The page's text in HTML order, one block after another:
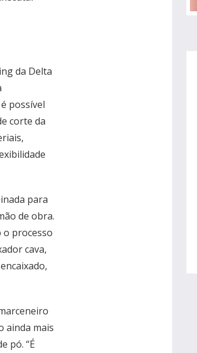
da Delta
possível
corte da
para
de obra.
o processo
cava,
ainda mais
pó. “É